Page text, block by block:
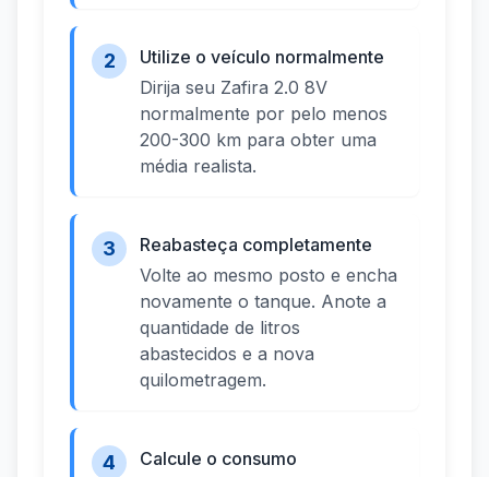
2
Utilize o veículo normalmente
Dirija seu Zafira 2.0 8V
normalmente por pelo menos
200-300 km para obter uma
média realista.
3
Reabasteça completamente
Volte ao mesmo posto e encha
novamente o tanque. Anote a
quantidade de litros
abastecidos e a nova
quilometragem.
4
Calcule o consumo